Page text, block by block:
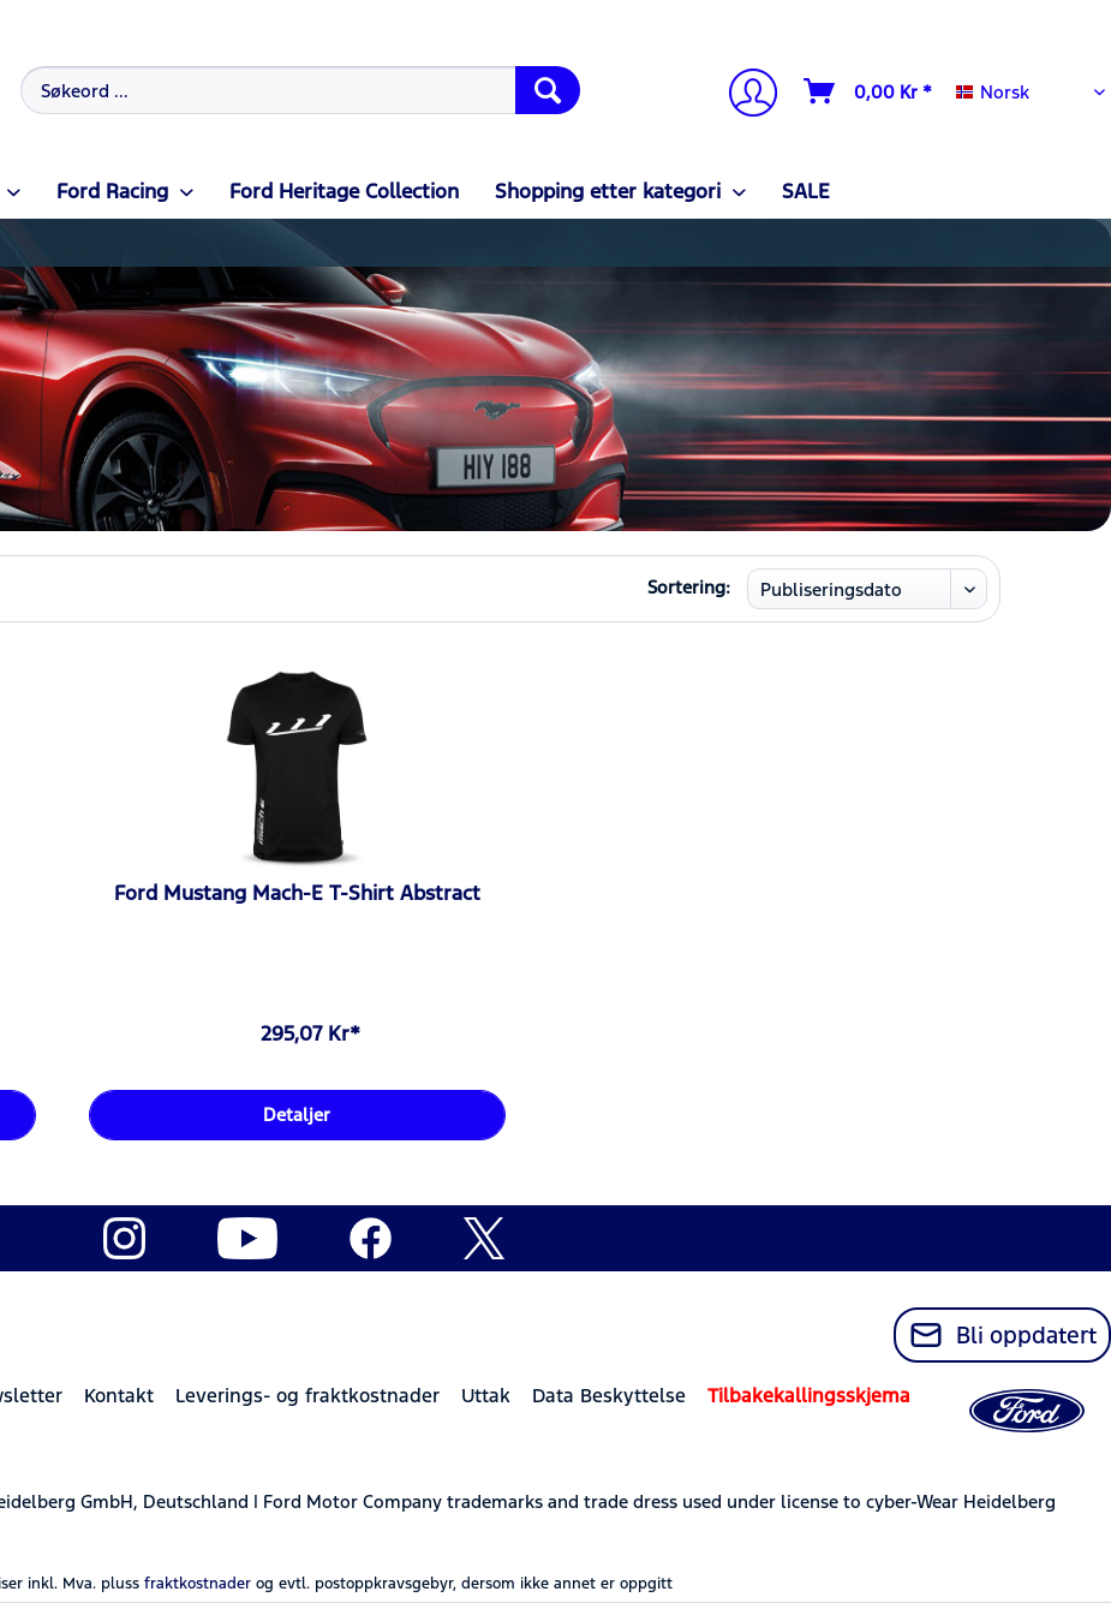
0,00 Kr * Norsk
Norsk
Ford Racing Ford Heritage Collection Shopping etter kategori
SALE
Sortering:
Ford Mustang Mach-E T-Shirt Abstract
295,07 Kr*
Detaljer
Bli oppdatert
Kontakt Leverings- og fraktkostnader Uttak Data Beskyttelse
Tilbakekallingsskjema
GmbH, Deutschland | Ford Motor Company trademarks and trade dress used under license to cyber-Wear Heidelberg
inkl. Mva. pluss fraktkostnaderog evtl. postoppkravsgebyr, dersom ikke annet er oppgitt